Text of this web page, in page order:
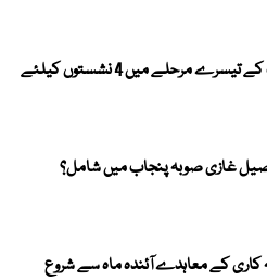
آزاد کشمیر انتخابات کے تیسرے مرحلے میں 4 نشستوں کیلئے
غازی صوبہ پنجاب میں شامل؟
کاری کے معاہدے آئندہ ماہ سے شروع